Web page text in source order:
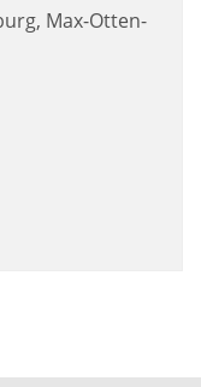
Max-Otten-